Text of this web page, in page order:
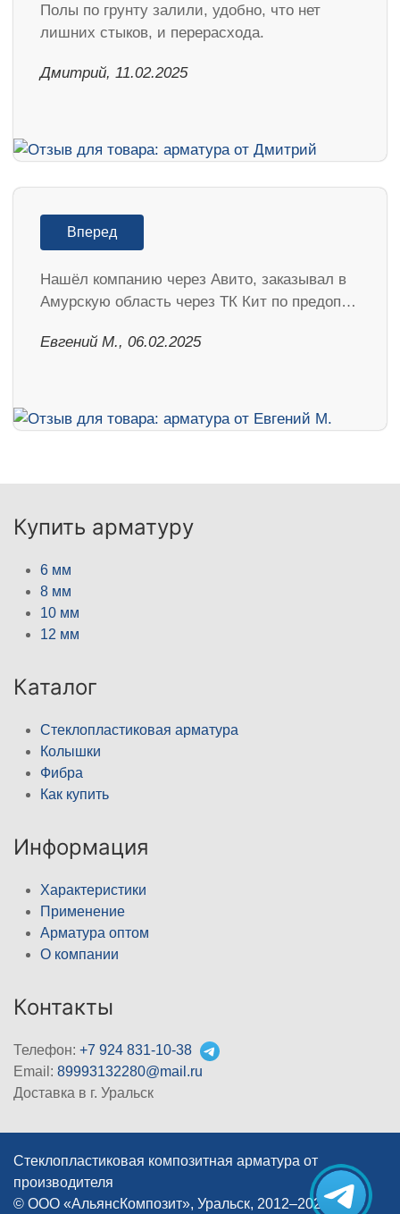
Полы по грунту залили, удобно, что нет
лишних стыков, и перерасхода.
Дмитрий, 11.02.2025
Вперед
Нашёл компанию через Авито, заказывал в
Амурскую область через ТК Кит по предоп…
​Евгений М., 06.02.2025
Купить арматуру
6 мм
8 мм
10 мм
12 мм
Каталог
Стеклопластиковая арматура
Колышки
Фибра
Как купить
Информация
Характеристики
Применение
Арматура оптом
О компании
Контакты
Телефон: +7 924 831-10-38
Email: 89993132280@mail.ru
Доставка в г. Уральск
Стеклопластиковая композитная арматура от
производителя
© ООО «АльянсКомпозит», Уральск, 2012–2026 |